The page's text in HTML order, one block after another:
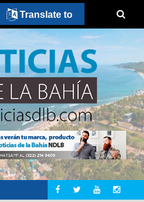
Translate to